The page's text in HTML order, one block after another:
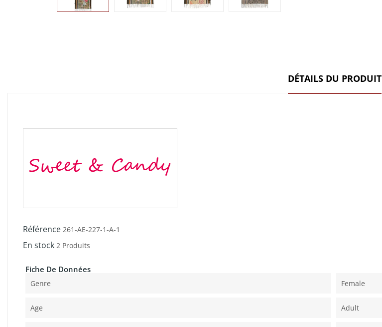
DÉTAILS DU PRODUIT
Référence 261-AE-227-1-A-1
En stock 2 Produits
Fiche De Données
Genre Female
Age Adult